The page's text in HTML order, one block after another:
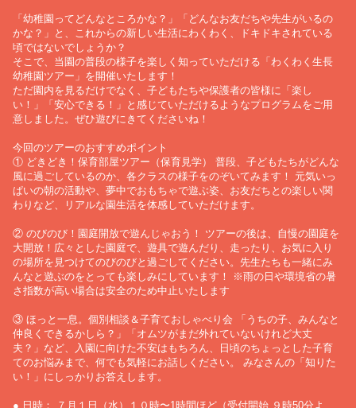
「幼稚園ってどんなところかな？」「どんなお友だちや先生がいるの
かな？」と、これからの新しい生活にわくわく、ドキドキされている
頃ではないでしょうか？
そこで、当園の普段の様子を楽しく知っていただける「わくわく生長
幼稚園ツアー」を開催いたします！
ただ園内を見るだけでなく、子どもたちや保護者の皆様に「楽し
い！」「安心できる！」と感じていただけるようなプログラムをご用
意しました。ぜひ遊びにきてくださいね！
今回のツアーのおすすめポイント
① どきどき！保育部屋ツアー（保育見学） 普段、子どもたちがどんな
風に過ごしているのか、各クラスの様子をのぞいてみます！ 元気いっ
ぱいの朝の活動や、夢中でおもちゃで遊ぶ姿、お友だちとの楽しい関
わりなど、リアルな園生活を体感していただけます。
② のびのび！園庭開放で遊んじゃおう！ ツアーの後は、自慢の園庭を
大開放！広々とした園庭で、遊具で遊んだり、走ったり、お気に入り
の場所を見つけてのびのびと過ごしてください。先生たちも一緒にみ
んなと遊ぶのをとっても楽しみにしています！ ※雨の日や環境省の暑
さ指数が高い場合は安全のため中止いたします
③ ほっと一息。個別相談＆子育ておしゃべり会 「うちの子、みんなと
仲良くできるかしら？」「オムツがまだ外れていないけれど大丈
夫？」など、入園に向けた不安はもちろん、日頃のちょっとした子育
てのお悩みまで、何でも気軽にお話しください。 みなさんの「知りた
い！」にしっかりお答えします。